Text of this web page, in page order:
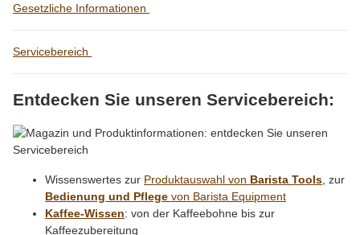
Gesetzliche Informationen
Servicebereich
Entdecken Sie unseren Servicebereich:
Wissenswertes zur Produktauswahl von Barista Tools , zur
Bedienung und Pflege von Barista Equipment
Kaffee-Wissen: von der Kaffeebohne bis zur
Kaffeezubereitung